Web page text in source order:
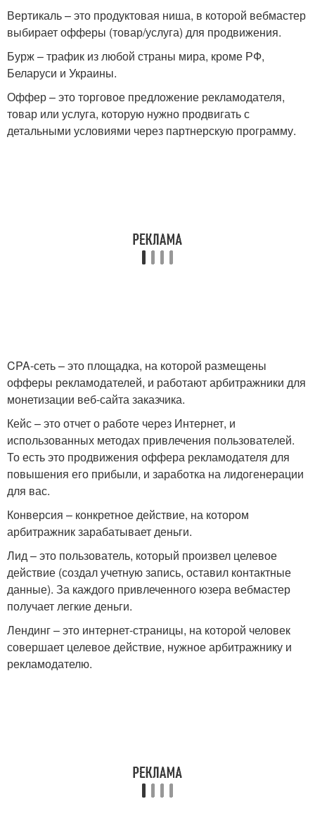
Вертикаль – это продуктовая ниша, в которой вебмастер
выбирает офферы (товар/услуга) для продвижения.
Бурж – трафик из любой страны мира, кроме РФ,
Беларуси и Украины.
Оффер – это торговое предложение рекламодателя,
товар или услуга, которую нужно продвигать с
детальными условиями через партнерскую программу.
CPA-сеть – это площадка, на которой размещены
офферы рекламодателей, и работают арбитражники для
монетизации веб-сайта заказчика.
Кейс – это отчет о работе через Интернет, и
использованных методах привлечения пользователей.
То есть это продвижения оффера рекламодателя для
повышения его прибыли, и заработка на лидогенерации
для вас.
Конверсия – конкретное действие, на котором
арбитражник зарабатывает деньги.
Лид – это пользователь, который произвел целевое
действие (создал учетную запись, оставил контактные
данные). За каждого привлеченного юзера вебмастер
получает легкие деньги.
Лендинг – это интернет-страницы, на которой человек
совершает целевое действие, нужное арбитражнику и
рекламодателю.